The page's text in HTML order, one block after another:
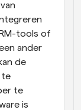
tools of
ander
de
te
te
is